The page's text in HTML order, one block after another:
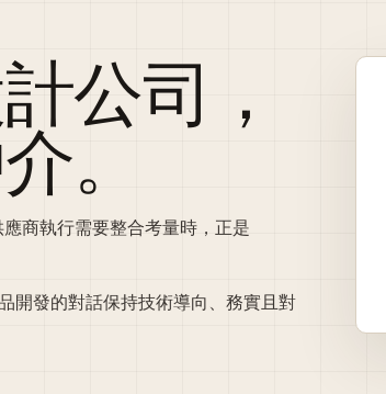
公司，
。
商執行需要整合考量時，正是
開發的對話保持技術導向、務實且對